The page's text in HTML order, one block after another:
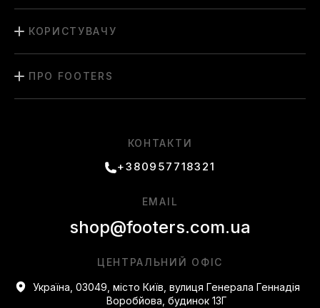
КОРИСТУВАЧУ
ПРО FOOTERS
КОНТАКТИ
+380957718321
ЦЕНТРАЛЬНИЙ ОФІС
Україна, 03049, місто Київ, вулиця Генерала Геннадія
Воробйова, будинок 13Г
EMAIL
shop@footers.com.ua